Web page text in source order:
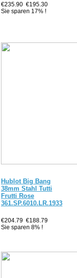
€235.90 €195.30
Sie sparen 17% !
Hublot Big Bang
38mm Stahl Tutti
Frutti Rose
361.SP.6010.LR.1933
€204.79 €188.79
Sie sparen 8% !